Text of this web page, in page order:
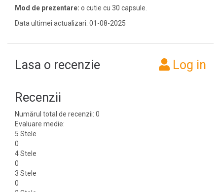
Mod de prezentare: o cutie cu 30 capsule.
Data ultimei actualizari: 01-08-2025
Lasa o recenzie Log in
Recenzii
Numărul total de recenzii: 0
Evaluare medie:
5 Stele
0
4 Stele
0
3 Stele
0